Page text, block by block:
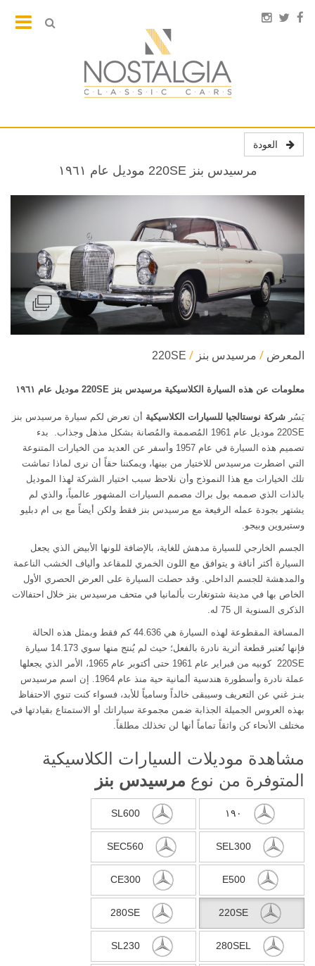
مرسيدس بنز 220SE موديل عام ١٩٦١
العودة
المعرض مرسيدس بنز 220SE
معلومات عن هذه السيارة الكلاسيكية مرسيدس بنز 220SE موديل عام ١٩٦١
يَسُر شركة نوستالجيا للسيارات الكلاسيكية أن تعرض لكم سيارة مرسيدس بنز
220SE موديل عام 1961 المُصممة والمُصانة بشكل مذهل وجذاب. بدء
تصميم هذه السيارة في عام 1957 وأسفر عن العديد من الخيارات المتنوعة
التي اضطرت مرسيدس للاختيار من بينها، ويمكننا حقاً أن نرى لماذا تماشت
تلك الخيارات مع هذا النموذج وأن نلاحظ سبب اختيار الشركة لهذا الموديل
بالذات الذي صممه بول براك مصمم السيارات المشهور عالمياً، والذي لم
يشتهر بجودة عمله الرفيعة مع مرسيدس بنز فقط ولكن أيضاً مع بى ام دبليو
وستيروين وبيجو.
الجسم الخارجي للسيارة مدهش للغاية، بالإضافة للونها الأبيض الذي يجعل
السيارة أكثر أناقة و يتوافق مع اللون الخمري للمقاعد وألياف الخشب الناعمة
والمدهشة للجسم الداخلي. وقد حصلت السيارة على العرض الحصري الأول
الخاص بها في مدينة شتوتغارت بألمانيا في متحف مرسيدس بنز خلال احتفالات
الذكرى السنوية ال 75 له.
المسافة المقطوعة لهذه السيارة هي 44.636 كم فقط وبمثل هذه الحالة
فإنها تُعتبر قطعة أثرية نادرة بالفعل؛ حيث لم يُنتج منها سوي 14.173 سيارة
220SE كوبيه من فبراير عام 1961 حتى أكتوبر عام 1965، الأمر الذي يجعلها
عملة نادرة وأسطورة هندسية ألمانية حية منذ عام 1964. إن اسم مرسيدس
بنـز غني عن التعريف وسيبقى خالداً وسامياً للأبد، فسواء كنت تنوي الاحتفاظ
بهذه العروس الجميلة الجذابة ضمن مجموعة سياراتك أو الاستمتاع بقيادتها في
مختلف الأنحاء كن واثقاً تماماً أنها لن تخذلك مطلقاً.
مشاهدة موديلات السيارات الكلاسيكية
المتوفرة من نوع مرسيدس بنز
١٩٠ SL600
SEL300
SEC560
E500
CE300
220SE
280SE
280SEL
SL230